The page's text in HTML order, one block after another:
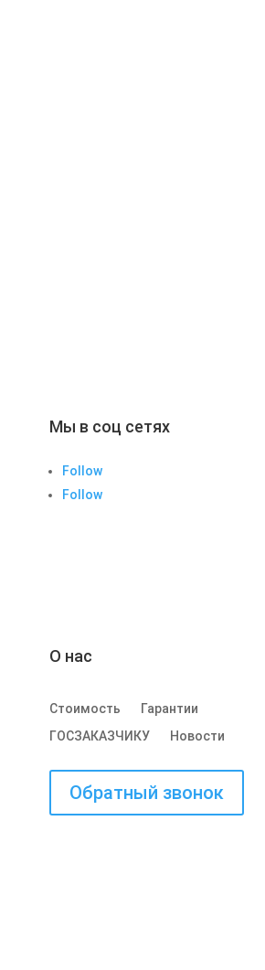
Мы в соц сетях
Follow
Follow
О нас
Стоимость
Гарантии
ГОСЗАКАЗЧИКУ
Новости
Обратный звонок